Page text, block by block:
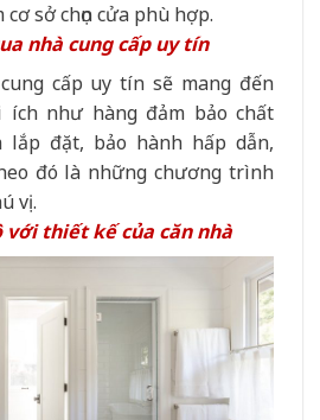
sở chọn cửa phù hợp.
nhà cung cấp uy tín
cấp uy tín sẽ mang đến
như hàng đảm bảo chất
lắp đặt, bảo hành hấp dẫn,
đó là những chương trình
vị.
với thiết kế của căn nhà